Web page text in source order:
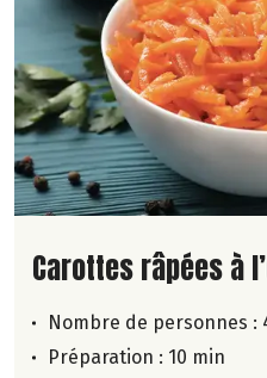
Lire la suite de la
Carottes râpées à
Nombre de personnes :
Préparation : 10 min